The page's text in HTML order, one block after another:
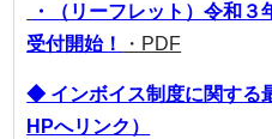
・（リーフレット）令和
受付開始！
・PDF
◆ インボイス制度に関する
HPへリンク）